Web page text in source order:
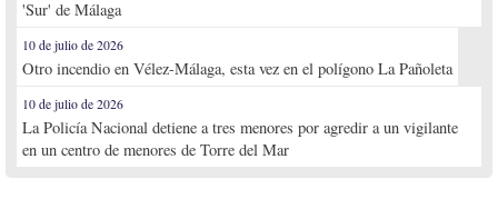
'Sur' de Málaga
10 de julio de 2026
Otro incendio en Vélez-Málaga, esta vez en el polígono La Pañoleta
10 de julio de 2026
La Policía Nacional detiene a tres menores por agredir a un vigilante
en un centro de menores de Torre del Mar